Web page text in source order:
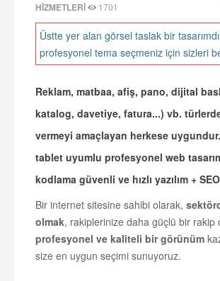
HIZMETLERI
1701
Üstte yer alan görsel taslak bir
profesyonel tema seçmeniz için sizleri
Reklam, matbaa, afiş, pano, dijital
katalog, davetiye, fatura...) vb.
vermeyi amaçlayan herkese uygundur.
tablet uyumlu profesyonel web
kodlama güvenli ve hızlı yazılım + SEO
Bir internet sitesine sahibi olarak,
olmak, rakiplerinize daha güçlü bir rakip
profesyonel ve kaliteli bir görünüm
size en uygun seçimi sunuyoruz.